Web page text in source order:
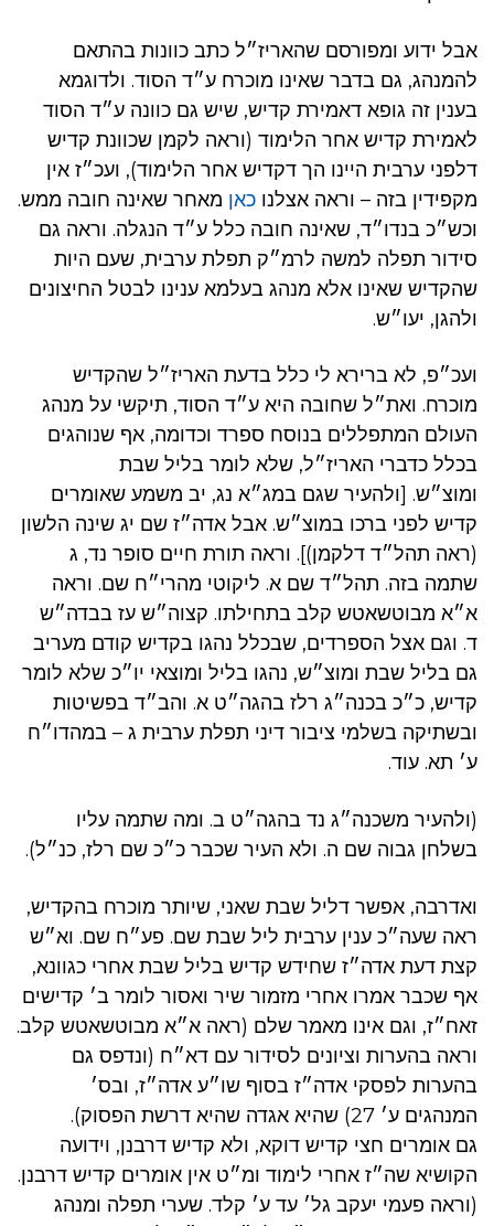
אבל ידוע ומפורסם שהאריז״ל כתב כוונות בהתאם
להמנהג, גם בדבר שאינו מוכרח ע״ד הסוד. ולדוגמא
בענין זה גופא דאמירת קדיש, שיש גם כוונה ע״ד הסוד
לאמירת קדיש אחר הלימוד (וראה לקמן שכוונת קדיש
דלפני ערבית היינו הך דקדיש אחר הלימוד), ועכ״ז אין
מקפידין בזה – וראה אצלנו כאן מאחר שאינה חובה ממש.
וכש״כ בנדו״ד, שאינה חובה כלל ע״ד הנגלה. וראה גם
סידור תפלה למשה לרמ״ק תפלת ערבית, שעם היות
שהקדיש שאינו אלא מנהג בעלמא ענינו לבטל החיצונים
ולהגן, יעו״ש.
ועכ״פ, לא ברירא לי כלל בדעת האריז״ל שהקדיש
מוכרח. ואת״ל שחובה היא ע״ד הסוד, תיקשי על מנהג
העולם המתפללים בנוסח ספרד וכדומה, אף שנוהגים
בכלל כדברי האריז״ל, שלא לומר בליל שבת
ומוצ״ש. [ולהעיר שגם במג״א נג, יב משמע שאומרים
קדיש לפני ברכו במוצ״ש. אבל אדה״ז שם יג שינה הלשון
(ראה תהל״ד דלקמן)]. וראה תורת חיים סופר נד, ג
שתמה בזה. תהל״ד שם א. ליקוטי מהרי״ח שם. וראה
א״א מבוטשאטש קלב בתחילתו. קצוה״ש עז בבדה״ש
ד. וגם אצל הספרדים, שבכלל נהגו בקדיש קודם מעריב
גם בליל שבת ומוצ״ש, נהגו בליל ומוצאי יו״כ שלא לומר
קדיש, כ״כ בכנה״ג רלז בהגה״ט א. והב״ד בפשיטות
ובשתיקה בשלמי ציבור דיני תפלת ערבית ג – במהדו״ח
ע׳ תא. עוד.
(ולהעיר משכנה״ג נד בהגה״ט ב. ומה שתמה עליו
בשלחן גבוה שם ה. ולא העיר שכבר כ״כ שם רלז, כנ״ל).
ואדרבה, אפשר דליל שבת שאני, שיותר מוכרח בהקדיש,
ראה שעה״כ ענין ערבית ליל שבת שם. פע״ח שם. וא״ש
קצת דעת אדה״ז שחידש קדיש בליל שבת אחרי כגוונא,
אף שכבר אמרו אחרי מזמור שיר ואסור לומר ב׳ קדישים
זאח״ז, וגם אינו מאמר שלם (ראה א״א מבוטשאטש קלב.
וראה בהערות וציונים לסידור עם דא״ח (ונדפס גם
בהערות לפסקי אדה״ז בסוף שו״ע אדה״ז, ובס׳
המנהגים ע׳ 27) שהיא אגדה שהיא דרשת הפסוק).
גם אומרים חצי קדיש דוקא, ולא קדיש דרבנן, וידועה
הקושיא שה״ז אחרי לימוד ומ״ט אין אומרים קדיש דרבנן.
(וראה פעמי יעקב גל׳ עד ע׳ קלד. שערי תפלה ומנהג